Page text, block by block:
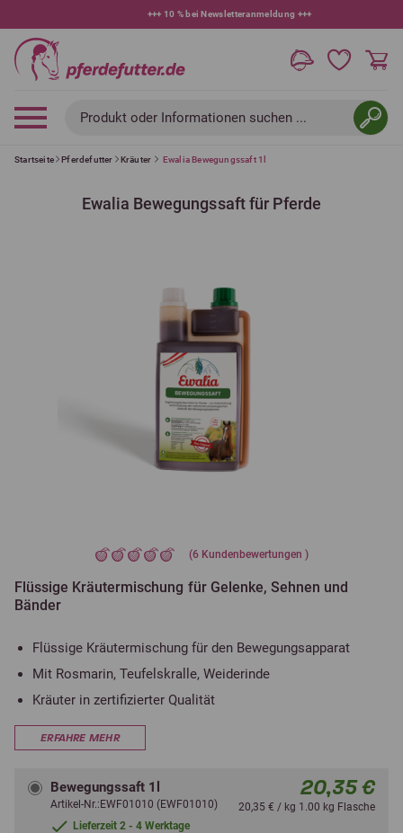
10 % bei Newsletteranmeldung+++
Produkt oder Informationen suchen ...
Startseite Pferdefutter Kräuter Ewalia Bewegungssaft 1l
Ewalia Bewegungssaft für Pferde
(6 Kundenbewertungen )
Flüssige Kräutermischung für Gelenke, Sehnen und
Bänder
Flüssige Kräutermischung für den Bewegungsapparat
Mit Rosmarin, Teufelskralle, Weiderinde
Kräuter in zertifizierter Qualität
ERFAHRE MEHR
Bewegungssaft 1l
Artikel-Nr.:EWF01010 (EWF01010)
Lieferzeit 2 - 4 Werktage
20,35 €
20,35 € / kg 1.00 kg Flasche